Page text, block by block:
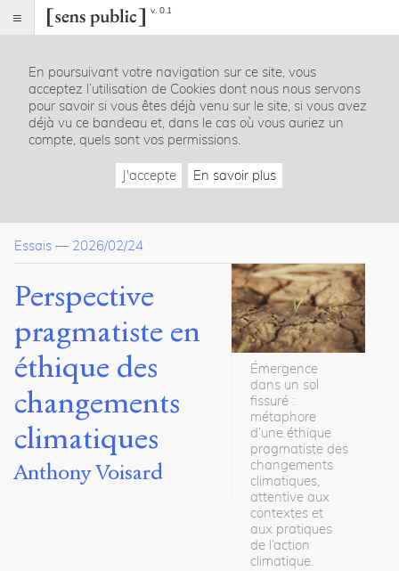
v. 0.1
Index
Article
Table
des
Vers une éthique pragmatiste de l’adaptation aux
Conclusion : spécificités et limites des pragmatismes en
Bibliographie
Dossier(s)
La philosophie pratique :
fondements, enjeux et perspectives
6
articles
Notes
Citations
En poursuivant votre navigation sur ce site, vous
acceptez l’utilisation de Cookies dont nous nous servons
pour savoir si vous êtes déjà venu sur le site, si vous avez
déjà vu ce bandeau et, dans le cas où vous auriez un
compte, quels sont vos permissions.
J'accepte En savoir plus
Essais — 2026/02/24
Perspective
pragmatiste en
éthique des
changements
climatiques
Anthony Voisard
Émergence
dans un sol
fissuré :
métaphore
d’une éthique
pragmatiste des
changements
climatiques,
attentive aux
contextes et
aux pratiques
de l’action
climatique.